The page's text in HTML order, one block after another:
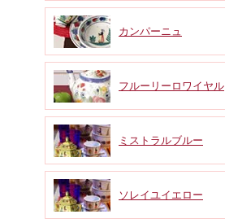
カンパーニュ
フルーリーロワイヤル
ミストラルブルー
ソレイユイエロー